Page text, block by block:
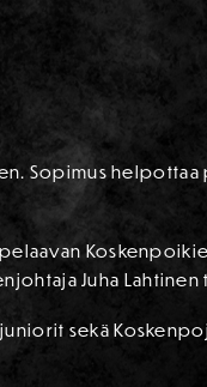
Sopimus
Juha Lahtinen
sekä